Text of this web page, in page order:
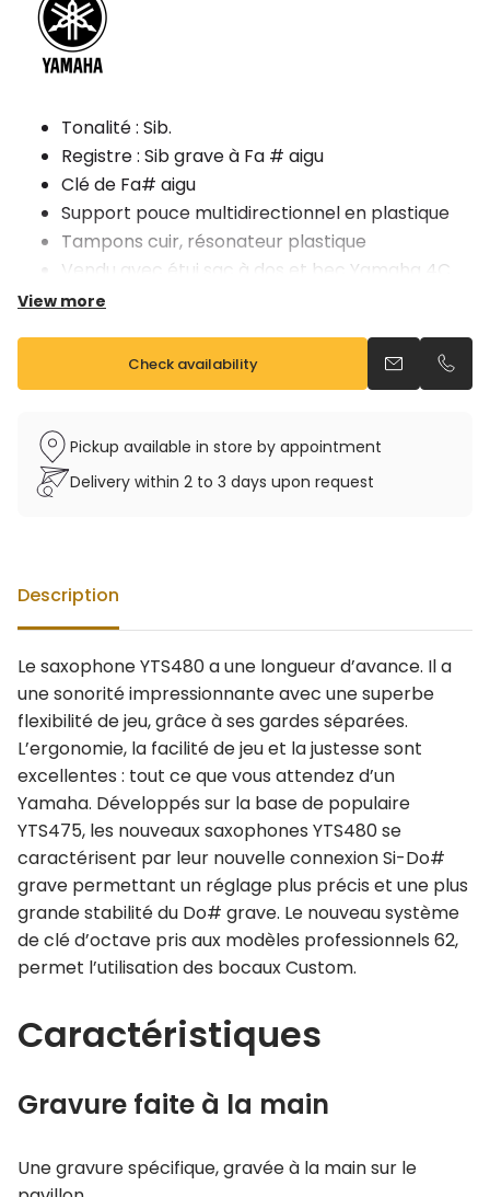
Tonalité : Sib.
Registre : Sib grave à Fa # aigu
Clé de Fa# aigu
Support pouce multidirectionnel en plastique
Tampons cuir, résonateur plastique
Vendu avec étui sac à dos et bec Yamaha 4C
View more
Check availability Send anCall
Pickup available in store by appointment
Delivery within 2 to 3 days upon request
Description
Le saxophone YTS480 a une longueur d’avance. Il a
une sonorité impressionnante avec une superbe
flexibilité de jeu, grâce à ses gardes séparées.
L’ergonomie, la facilité de jeu et la justesse sont
excellentes : tout ce que vous attendez d’un
Yamaha. Développés sur la base de populaire
YTS475, les nouveaux saxophones YTS480 se
caractérisent par leur nouvelle connexion Si-Do#
grave permettant un réglage plus précis et une plus
grande stabilité du Do# grave. Le nouveau système
de clé d’octave pris aux modèles professionnels 62,
permet l’utilisation des bocaux Custom.
Caractéristiques
Gravure faite à la main
Une gravure spécifique, gravée à la main sur le